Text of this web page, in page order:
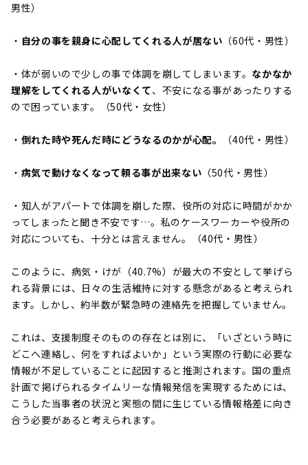
男性）
・ 自分の事を親身に心配してくれる人が居ない （60代・男性）
・体が弱いので少しの事で体調を崩してしまいます。 なかなか
理解をしてくれる人がいなくて、不安になる事があったりする
ので困っています。（50代・女性）
・ 倒れた時や死んだ時にどうなるのかが心配。 （40代・男性）
・ 病気で動けなくなって頼る事が出来ない （50代・男性）
・知人がアパートで体調を崩した際、役所の対応に時間がかか
ってしまったと聞き不安です…。私のケースワーカーや役所の
対応についても、十分とは言えません。（40代・男性）
このように、病気・けが（40.7%）が最大の不安として挙げら
れる背景には、日々の生活維持に対する懸念があると考えられ
ます。しかし、約半数が緊急時の連絡先を把握していません。
これは、支援制度そのものの存在とは別に、「いざという時に
どこへ連絡し、何をすればよいか」という実際の行動に必要な
情報が不足していることに起因すると推測されます。国の重点
計画で掲げられるタイムリーな情報発信を実現するためには、
こうした当事者の状況と実態の間に生じている情報格差に向き
合う必要があると考えられます。